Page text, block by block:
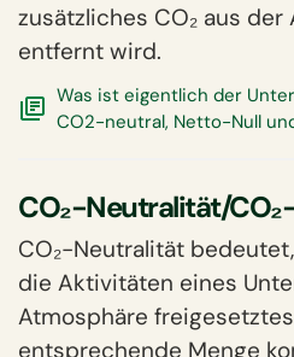
zusätzliches CO₂ aus der
entfernt wird.
Was ist eigentlich der
CO2-neutral, Netto-Null
CO₂-Neutralität/
CO₂-Neutralität
die Aktivitäten eines
Atmosphäre
entsprechende Menge